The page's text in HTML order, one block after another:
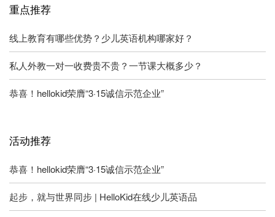
重点推荐
线上教育有哪些优势？少儿英语机构哪家好？
私人外教一对一收费贵不贵？一节课大概多少？
恭喜！hellokid荣膺“3·15诚信示范企业”
活动推荐
恭喜！hellokid荣膺“3·15诚信示范企业”
起步，就与世界同步 | HelloKid在线少儿英语品